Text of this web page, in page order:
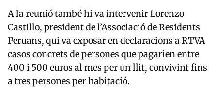
A la reunió també hi va intervenir Lorenzo
Castillo, president de l’Associació de Residents
Peruans, qui va exposar en declaracions a RTVA
casos concrets de persones que pagarien entre
400 i 500 euros al mes per un llit, convivint fins
a tres persones per habitació.